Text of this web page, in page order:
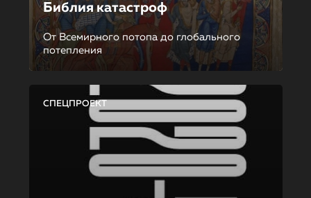
Библия катастроф
От Всемирного потопа до глобального
потепления
СПЕЦПРОЕКТ